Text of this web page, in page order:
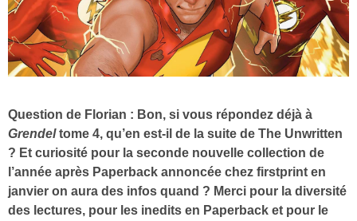
Question de Florian : Bon, si vous répondez déjà à
Grendeltome 4, qu’en est-il de la suite de The Unwritten
? Et curiosité pour la seconde nouvelle collection de
l’année après Paperback annoncée chez firstprint en
janvier on aura des infos quand ? Merci pour la diversité
des lectures, pour les inedits en Paperback et pour le